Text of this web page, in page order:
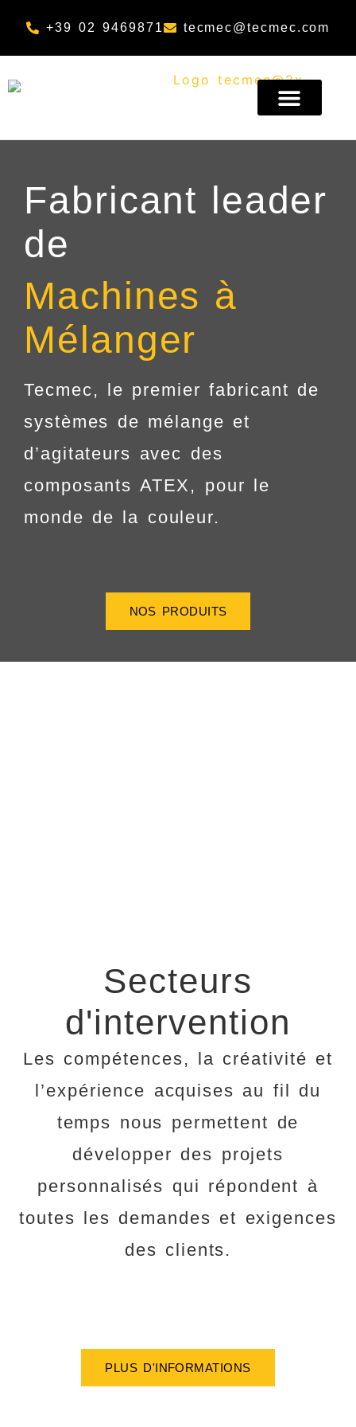
+39 02 9469871 tecmec@tecmec.com
Fabricant leader
de
Machines à
Mélanger
Tecmec, le premier fabricant de
systèmes de mélange et
d’agitateurs avec des
composants ATEX, pour le
monde de la couleur.
NOS PRODUITS
Secteurs
d'intervention
Les compétences, la créativité et
l’expérience acquises au fil du
temps nous permettent de
développer des projets
personnalisés qui répondent à
toutes les demandes et exigences
des clients.
PLUS D'INFORMATIONS